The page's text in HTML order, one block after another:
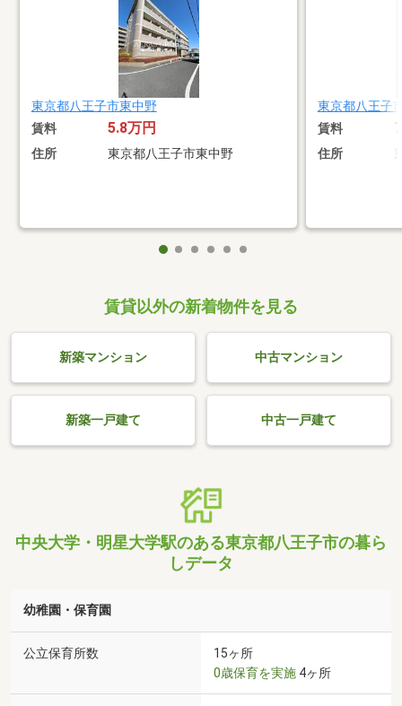
東京都八王子市東中野
賃料 5.8万円
住所 東京都八王子市東中野
東京都八王子
賃料
住所
賃貸以外の新着物件を見る
新築マンション 中古マンション
新築一戸建て 中古一戸建て
中央大学・明星大学駅のある東京都八王子市の暮ら
しデータ
幼稚園・保育園
公立保育所数
15ヶ所
0歳保育を実施 4ヶ所